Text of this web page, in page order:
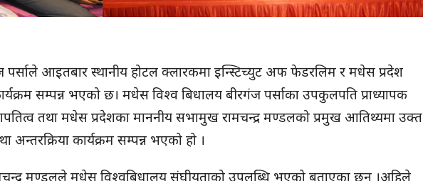
आइतबार स्थानीय होटल क्लारकमा इन्स्टिच्युट अफ फेडरलिम र मधेस प्रदेश
सम्पन्न भएको छ। मधेस विश्व बिधालय बीरगंज पर्साका उपकुलपति प्राध्यापक
तथा मधेस प्रदेशका माननीय सभामुख रामचन्द्र मण्डलको प्रमुख आतिथ्यमा उक्त
कार्यक्रम सम्पन्न भएको हो ।
मण्डलले मधेस विश्वबिधालय संघीयताको उपलब्धि भएको बताएका छन् ।अहिले